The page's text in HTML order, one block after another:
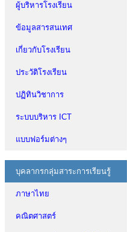
ผู้บริหารโรงเรียน
ข้อมูลสารสนเทศ
เกี่ยวกับโรงเรียน
ประวัติโรงเรียน
ปฏิทินวิชาการ
ระบบบริหาร ICT
แบบฟอร์มต่างๆ
บุคลากรกลุ่มสาระการเรียนรู้
ภาษาไทย
คณิตศาสตร์